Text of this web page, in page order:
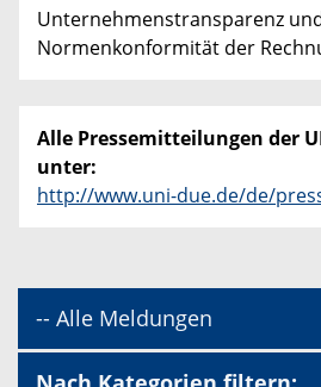
Unternehmenstransparenz
Normenkonformität der
Alle Pressemitteilungen der
unter:
http://www.uni-due.de/de/
-- Alle Meldungen